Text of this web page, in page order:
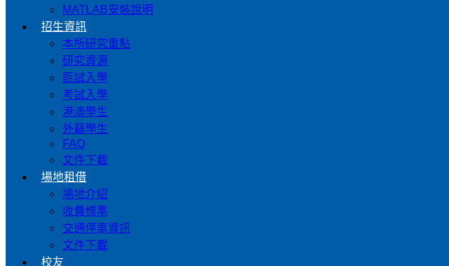
MATLAB安裝說明
招生資訊
本所研究重點
研究資源
甄試入學
考試入學
港澳學生
外籍學生
FAQ
文件下載
場地租借
場地介紹
收費標準
交通停車資訊
文件下載
校友